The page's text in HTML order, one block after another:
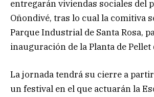
entregarán viviendas sociales del
Oñondivé, tras lo cual la comitiva
Parque Industrial de Santa Rosa,
inauguración de la Planta de Pellet
La jornada tendrá su cierre a
un festival en el que actuarán la